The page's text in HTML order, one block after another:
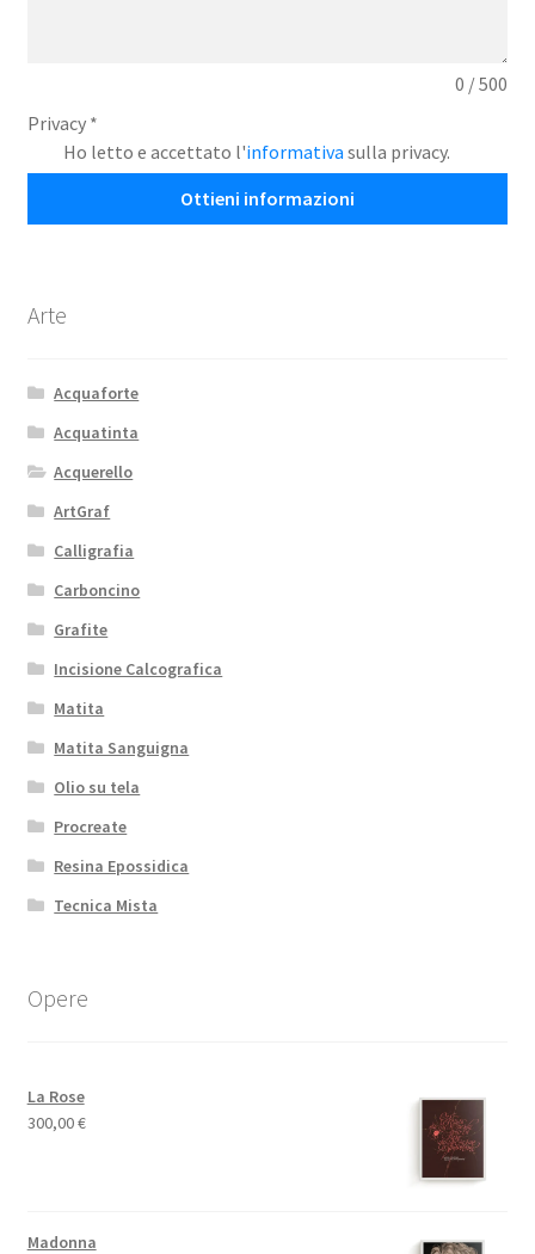
0 / 500
Privacy *
Ho letto e accettato l'informativa sulla privacy.
Ottieni informazioni
Arte
Acquaforte
Acquatinta
Acquerello
ArtGraf
Calligrafia
Carboncino
Grafite
Incisione Calcografica
Matita
Matita Sanguigna
Olio su tela
Procreate
Resina Epossidica
Tecnica Mista
Opere
La Rose
300,00€
Madonna